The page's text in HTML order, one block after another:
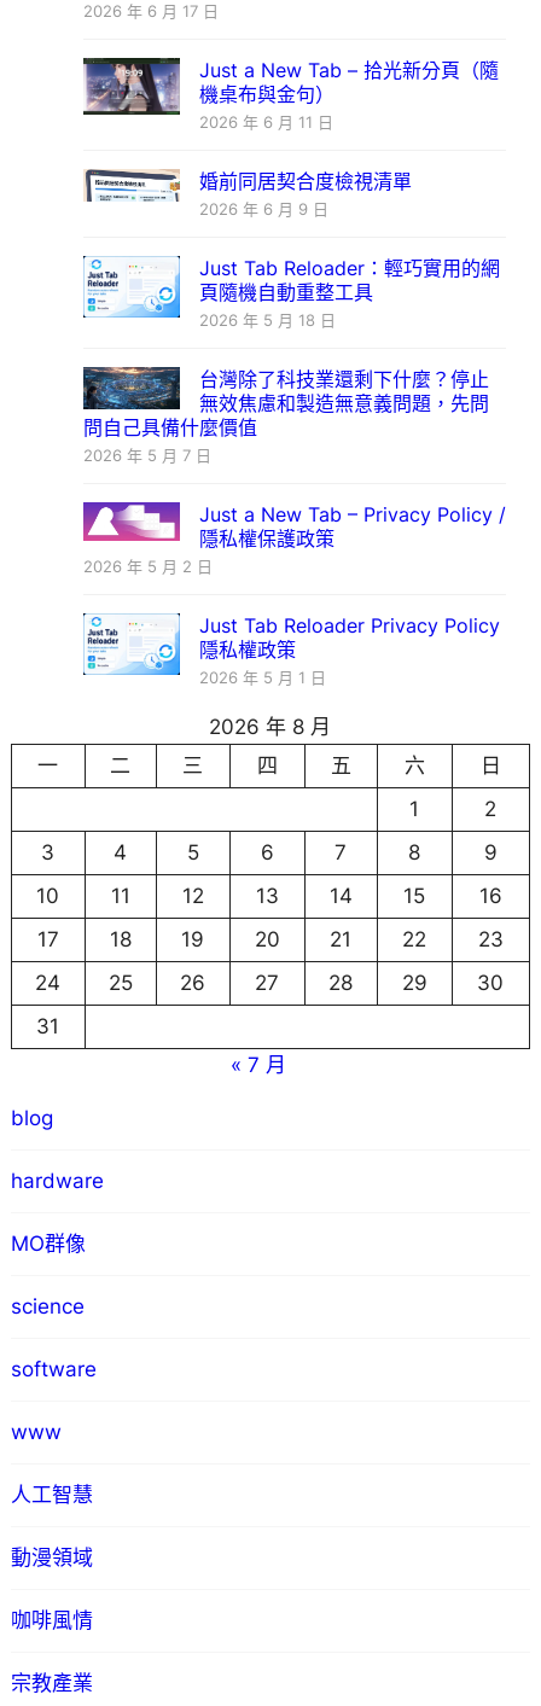
2026 年 6 月 17 日
Just a New Tab – 拾光新分頁（隨
機桌布與金句）
2026 年 6 月 11 日
婚前同居契合度檢視清單
2026 年 6 月 9 日
Just Tab Reloader：輕巧實用的網
頁隨機自動重整工具
2026 年 5 月 18 日
台灣除了科技業還剩下什麼？停止
無效焦慮和製造無意義問題，先問
問自己具備什麼價值
2026 年 5 月 7 日
Just a New Tab – Privacy Policy /
隱私權保護政策
2026 年 5 月 2 日
Just Tab Reloader Privacy Policy
隱私權政策
2026 年 5 月 1 日
2026 年 8 月
一
二 三 四 五 六
日
1
2
3
4 5 6 7 8
9
10
11 12 13 14 15
16
17
18 19 20 21 22
23
24
25 26 27 28 29
30
31
« 7 月
blog
hardware
MO群像
science
software
www
人工智慧
動漫領域
咖啡風情
宗教產業